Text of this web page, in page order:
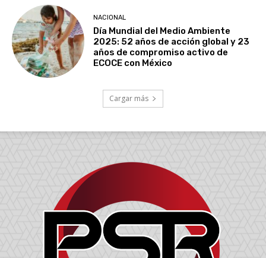
NACIONAL
Día Mundial del Medio Ambiente
2025: 52 años de acción global y 23
años de compromiso activo de
ECOCE con México
Cargar más